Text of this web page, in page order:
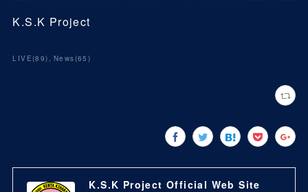
K.S.K Project
LIVE(89) News(65 )
K.S.K Project Official Web Site